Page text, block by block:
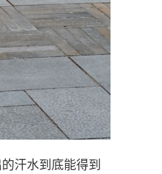
汗水到底能得到